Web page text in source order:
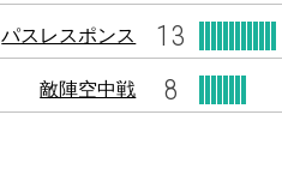
パスレスポンス 13
敵陣空中戦 8